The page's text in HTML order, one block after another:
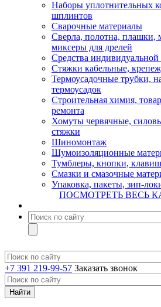
Наборы уплотнительных
шплинтов
Сварочные материалы
Сверла, полотна, плашки,
миксеры для дрелей
Средства
Стяжки кабельные,
Термоусадочные трубки,
термоусадок
Строительная химия,
ремонта
Хомуты червячные,
стяжки
Шиномонтаж
Шумоизоляционные
Тумблеры, кнопки,
Смазки и смазочные
Упаковка, пакеты, зип-
ПОСМОТРЕТЬ ВЕСЬ
+7 391 219-99-57 Заказать звонок